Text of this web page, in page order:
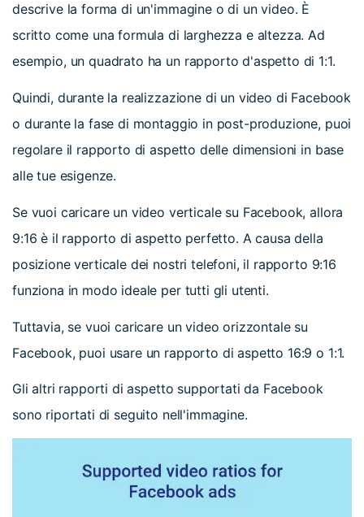
descrive la forma di un'immagine o di un video. È
scritto come una formula di larghezza e altezza. Ad
esempio, un quadrato ha un rapporto d'aspetto di 1:1.
Quindi, durante la realizzazione di un video di Facebook
o durante la fase di montaggio in post-produzione, puoi
regolare il rapporto di aspetto delle dimensioni in base
alle tue esigenze.
Se vuoi caricare un video verticale su Facebook, allora
9:16 è il rapporto di aspetto perfetto. A causa della
posizione verticale dei nostri telefoni, il rapporto 9:16
funziona in modo ideale per tutti gli utenti.
Tuttavia, se vuoi caricare un video orizzontale su
Facebook, puoi usare un rapporto di aspetto 16:9 o 1:1.
Gli altri rapporti di aspetto supportati da Facebook
sono riportati di seguito nell'immagine.